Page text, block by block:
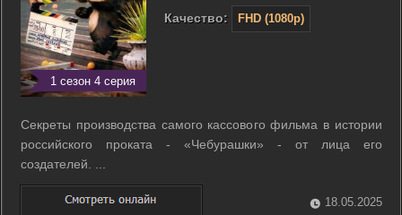
1 сезон 4 серия
Качество:
FHD (1080p)
Секреты производства самого кассового фильма в истории
российского проката - «Чебурашки» - от лица его
создателей. ...
18.05.2025